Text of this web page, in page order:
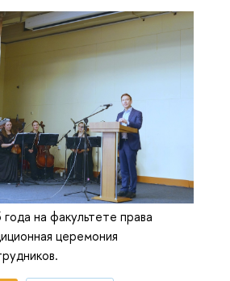
на факультете права
церемония